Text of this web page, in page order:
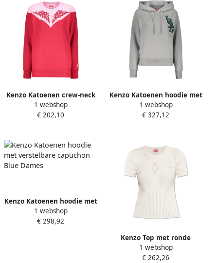
Kenzo Katoenen crew-neck
sweatshirt met geribbelde
randen Red Dames
1 webshop
€ 202,10
Kenzo Katoenen hoodie met
verstelbare capuchon en
zakken Gray Dames
1 webshop
€ 327,12
Kenzo Katoenen hoodie met
verstelbare capuchon Blue
Dames
1 webshop
€ 298,92
Kenzo Top met ronde
halslijn Beige Dames
1 webshop
€ 262,26